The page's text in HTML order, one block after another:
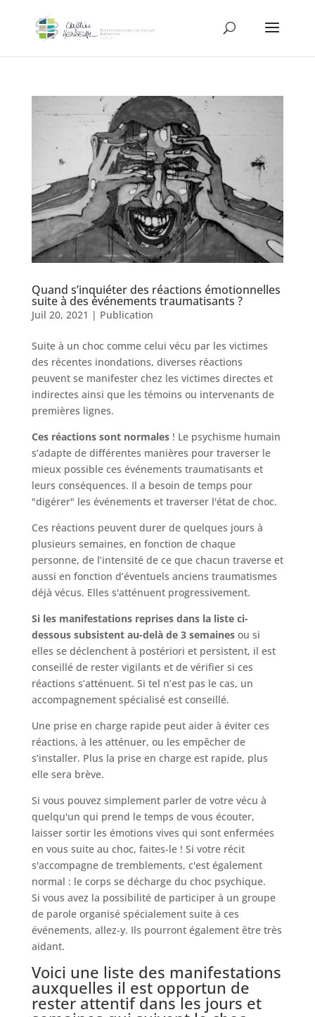
Quand s’inquiéter des réactions émotionnelles
suite à des événements traumatisants ?
Juil 20, 2021 | Publication
Suite à un choc comme celui vécu par les victimes
des récentes inondations, diverses réactions
peuvent se manifester chez les victimes directes et
indirectes ainsi que les témoins ou intervenants de
premières lignes.
Ces réactions sont normales! Le psychisme humain
s’adapte de différentes manières pour traverser le
mieux possible ces événements traumatisants et
leurs conséquences. Il a besoin de temps pour
"digérer" les événements et traverser l'état de choc.
Ces réactions peuvent durer de quelques jours à
plusieurs semaines, en fonction de chaque
personne, de l’intensité de ce que chacun traverse et
aussi en fonction d’éventuels anciens traumatismes
déjà vécus. Elles s'atténuent progressivement.
Si les manifestations reprises dans la liste ci-
dessous subsistent au-delà de 3 semainesou si
elles se déclenchent à postériori et persistent, il est
conseillé de rester vigilants et de vérifier si ces
réactions s’atténuent. Si tel n’est pas le cas, un
accompagnement spécialisé est conseillé.
Une prise en charge rapide peut aider à éviter ces
réactions, à les atténuer, ou les empêcher de
s’installer. Plus la prise en charge est rapide, plus
elle sera brève.
Si vous pouvez simplement parler de votre vécu à
quelqu'un qui prend le temps de vous écouter,
laisser sortir les émotions vives qui sont enfermées
en vous suite au choc, faites-le ! Si votre récit
s'accompagne de tremblements, c'est également
normal : le corps se décharge du choc psychique.
Si vous avez la possibilité de participer à un groupe
de parole organisé spécialement suite à ces
événements, allez-y. Ils pourront également être très
aidant.
Voici une liste des manifestations
auxquelles il est opportun de
rester attentif dans les jours et